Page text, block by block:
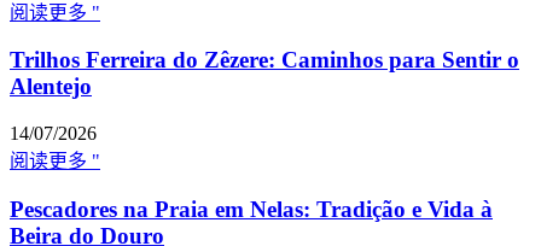
阅读更多 "
Trilhos Ferreira do Zêzere: Caminhos para Sentir o
Alentejo
14/07/2026
阅读更多 "
Pescadores na Praia em Nelas: Tradição e Vida à
Beira do Douro